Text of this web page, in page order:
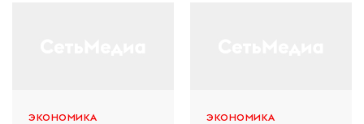
ЭКОНОМИКА ЭКОНОМИКА